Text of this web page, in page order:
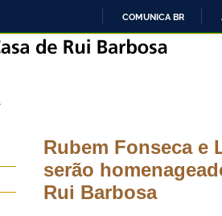
COMUNICA BR
Rubem Fonseca e
serão
Rui Barbosa